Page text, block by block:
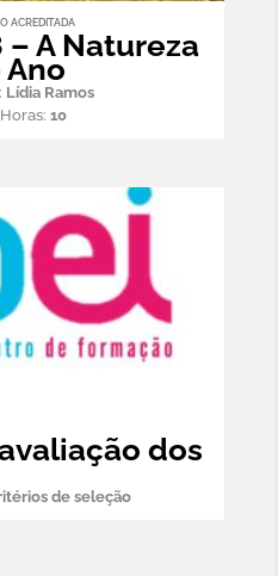
ACREDITADA
– A Natureza
Lídia Ramos
10
dos
de seleção